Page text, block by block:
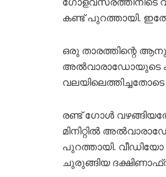
കണ്ട് പുറത്തായി.
ഒരു താരത്തിന്റെ
അൽവാരാഡോയുടെ
വലയിലെത്തിച്ചതോടെ
രണ്ട് ഗോൾ
മിനിറ്റിൽ
പുറത്തായി. വീഡിയോ
ചുരുങ്ങിയ